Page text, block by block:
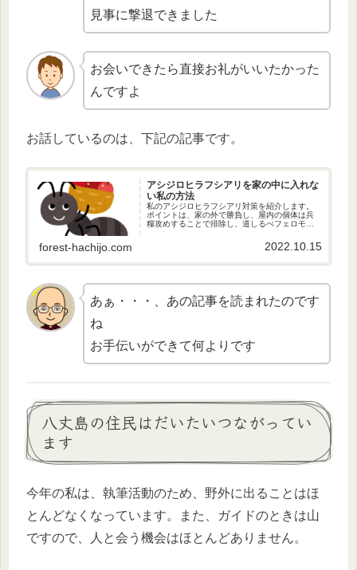
見事に撃退できました
お会いできたら直接お礼がいいたかった
んですよ
お話しているのは、下記の記事です。
アシジロヒラフシアリを家の中に入れな
い私の方法
私のアシジロヒラフシアリ対策を紹介します。
ポイントは、家の外で勝負し、屋内の個体は兵
糧攻めすることで排除し、道しるべフェロモン
forest-hachijo.com 2022.10.15
あぁ・・・、あの記事を読まれたのです
ね
お手伝いができて何よりです
八丈島の住民はだいたいつながってい
ます
今年の私は、執筆活動のため、野外に出ることはほ
とんどなくなっています。また、ガイドのときは山
ですので、人と会う機会はほとんどありません。